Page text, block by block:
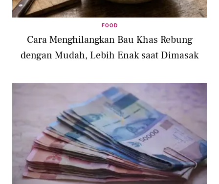
FOOD
Cara Menghilangkan Bau Khas Rebung
dengan Mudah, Lebih Enak saat Dimasak